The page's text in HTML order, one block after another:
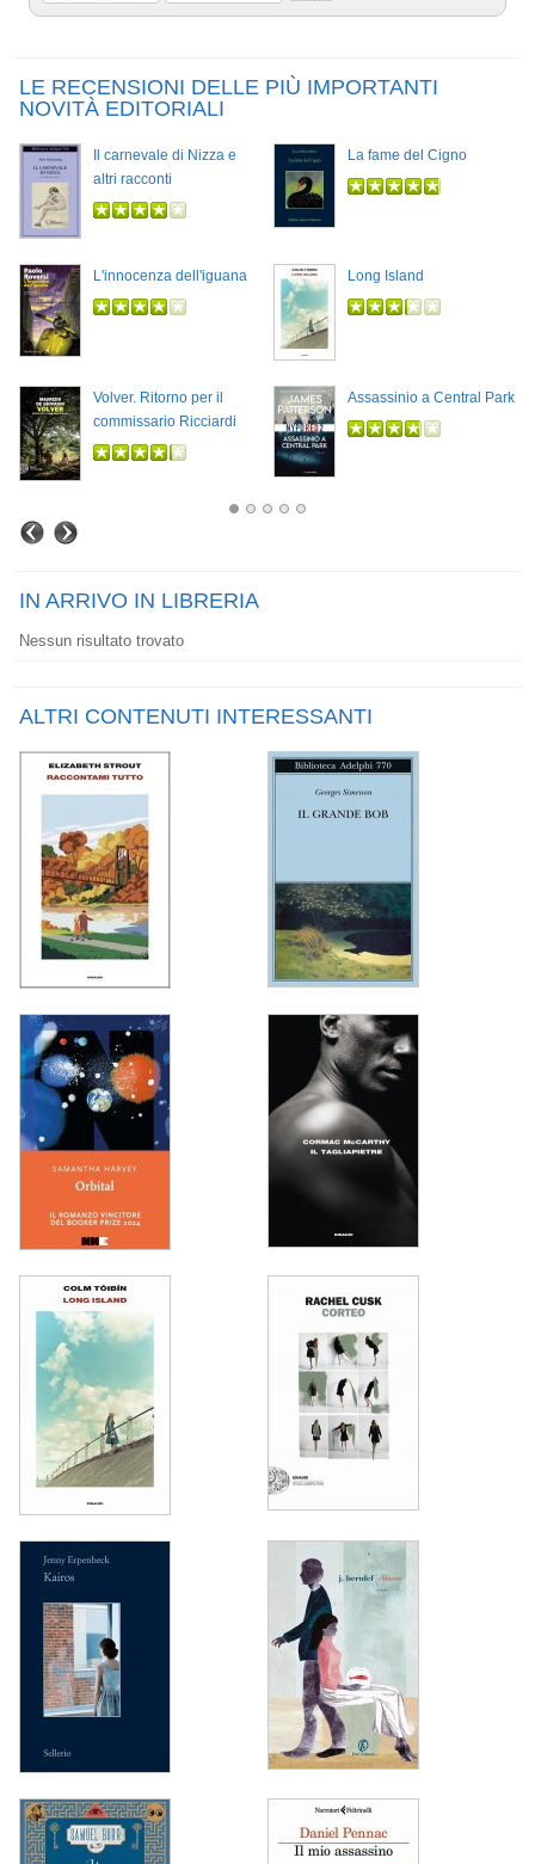
LE RECENSIONI DELLE PIÙ IMPORTANTI
NOVITÀ EDITORIALI
Il carnevale di Nizza e
altri racconti
La fame del Cigno
L'innocenza dell'iguana Long Island
Volver. Ritorno per il
commissario Ricciardi
Assassinio a Central Park
IN ARRIVO IN LIBRERIA
Nessun risultato trovato
ALTRI CONTENUTI INTERESSANTI